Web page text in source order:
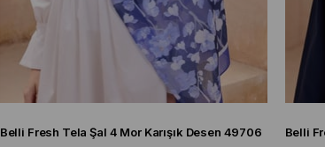
Belli Fresh Tela Şal 4 Mor Karışık Desen 49706